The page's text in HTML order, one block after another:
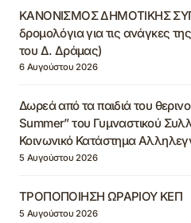
ΚΑΝΟΝΙΣΜΟΣ ΔΗΜΟΤΙΚΗΣ
δρομολόγια για τις ανάγκες
του Δ. Δράμας)
6 Αυγούστου 2026
Δωρεά από τα παιδιά του
Summer” του Γυμναστικού
Κοινωνικό Κατάστημα
5 Αυγούστου 2026
ΤΡΟΠΟΠΟΙΗΣΗ ΩΡΑΡΙΟΥ ΚΕΠ
5 Αυγούστου 2026